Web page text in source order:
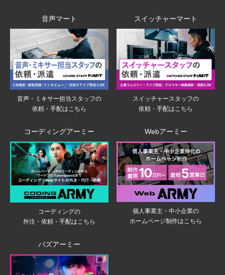
音声マート
音声・ミキサー担当スタッフの
依頼・手配はこちら
スイッチャーマート
スイッチャースタッフの
依頼・手配はこちら
コーディングアーミー
コーディングの
外注・依頼・手配はこちら
Webアーミー
個人事業主・中小企業の
ホームページ制作はこちら
バズアーミー